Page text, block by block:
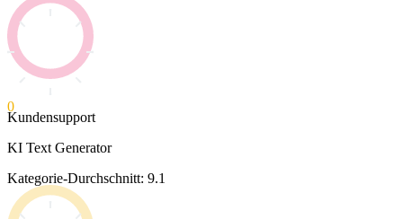
0
Kundensupport
KI Text Generator
Kategorie-Durchschnitt: 9.1